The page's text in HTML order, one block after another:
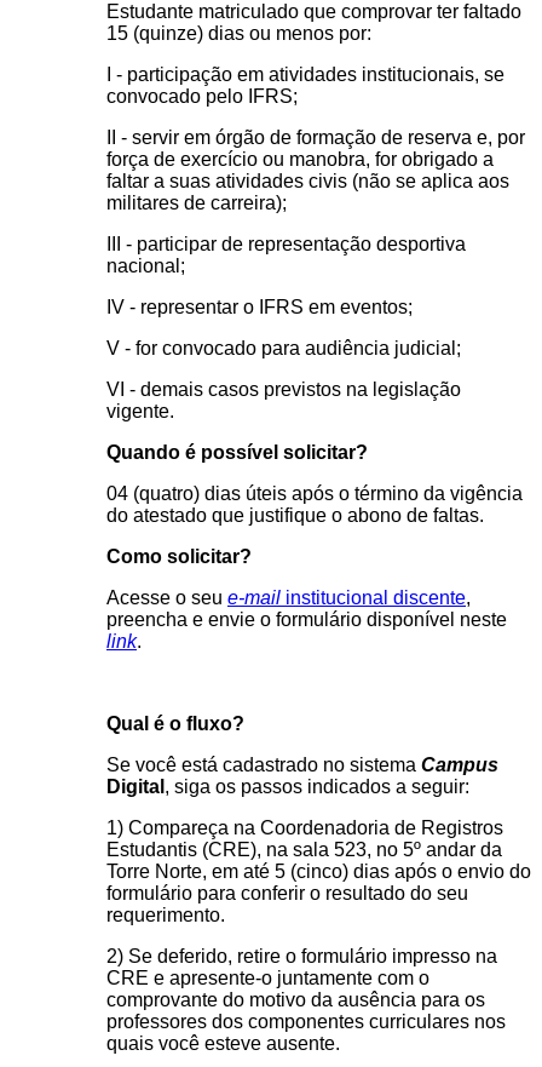
Estudante matriculado que comprovar ter faltado
15 (quinze) dias ou menos por:
I - participação em atividades institucionais, se
convocado pelo IFRS;
II - servir em órgão de formação de reserva e, por
força de exercício ou manobra, for obrigado a
faltar a suas atividades civis (não se aplica aos
militares de carreira);
III - participar de representação desportiva
nacional;
IV - representar o IFRS em eventos;
V - for convocado para audiência judicial;
VI - demais casos previstos na legislação
vigente.
Quando é possível solicitar?
04 (quatro) dias úteis após o término da vigência
do atestado que justifique o abono de faltas.
Como solicitar?
Acesse o seu e-mail institucional discente,
preencha e envie o formulário disponível neste
link.
Qual é o fluxo?
Se você está cadastrado no sistema Campus
Digital , siga os passos indicados a seguir:
1) Compareça na Coordenadoria de Registros
Estudantis (CRE), na sala 523, no 5º andar da
Torre Norte, em até 5 (cinco) dias após o envio do
formulário para conferir o resultado do seu
requerimento.
2) Se deferido, retire o formulário impresso na
CRE e apresente-o juntamente com o
comprovante do motivo da ausência para os
professores dos componentes curriculares nos
quais você esteve ausente.